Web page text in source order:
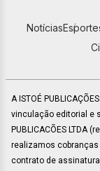
Notícias
A ISTOÉ
vinculação editorial e
PUBLICACÕES LTDA
realizamos
contrato de